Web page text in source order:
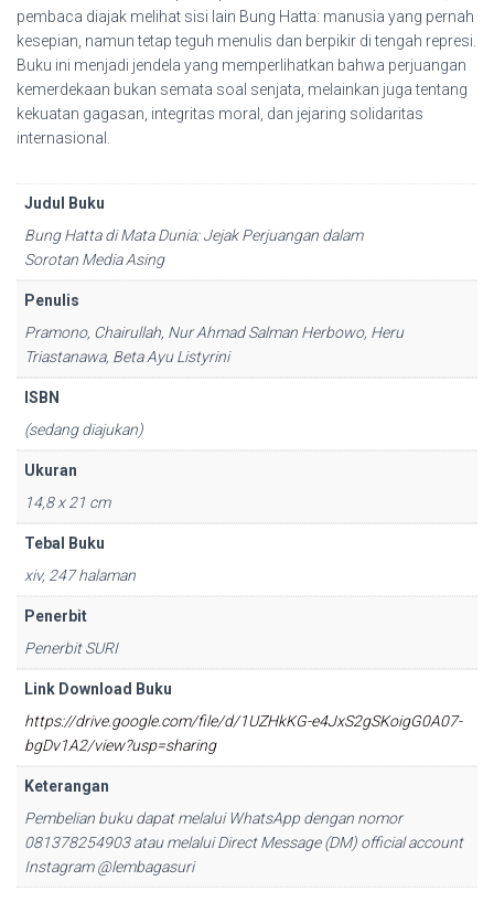
pembaca diajak melihat sisi lain Bung Hatta: manusia yang pernah
kesepian, namun tetap teguh menulis dan berpikir di tengah represi.
Buku ini menjadi jendela yang memperlihatkan bahwa perjuangan
kemerdekaan bukan semata soal senjata, melainkan juga tentang
kekuatan gagasan, integritas moral, dan jejaring solidaritas
internasional.
Judul Buku
Bung Hatta di Mata Dunia: Jejak Perjuangan dalam
Sorotan Media Asing
Penulis
Pramono, Chairullah, Nur Ahmad Salman Herbowo, Heru
Triastanawa, Beta Ayu Listyrini
ISBN
(sedang diajukan)
Ukuran
14,8 x 21 cm
Tebal Buku
xiv, 247 halaman
Penerbit
Penerbit SURI
Link Download Buku
https://drive.google.com/file/d/1UZHkKG-e4JxS2gSKoigG0A07-
bgDv1A2/view?usp=sharing
Keterangan
Pembelian buku dapat melalui WhatsApp dengan nomor
081378254903 atau melalui Direct Message (DM) official account
Instagram @lembagasuri